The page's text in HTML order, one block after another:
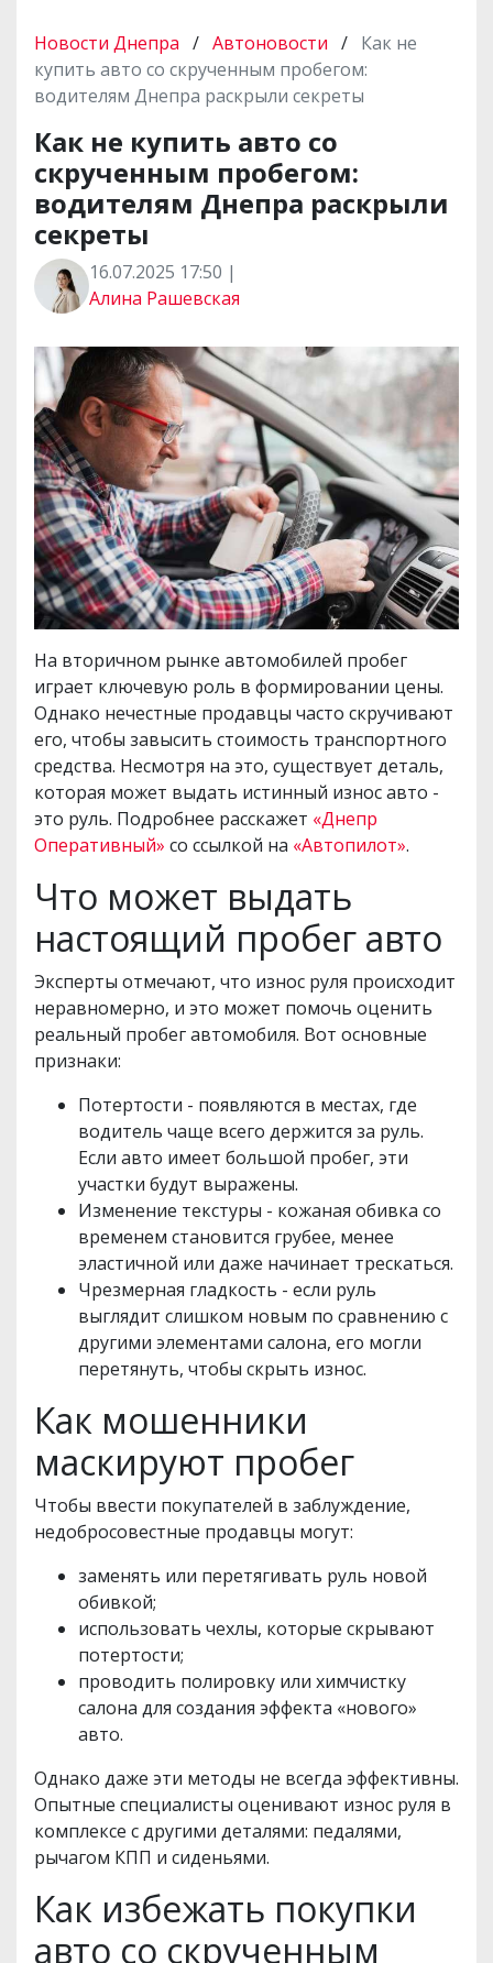
Новости Днепра / Автоновости / Как не
купить авто со скрученным пробегом:
водителям Днепра раскрыли секреты
Как не купить авто со
скрученным пробегом:
водителям Днепра раскрыли
секреты
16.07.2025 17:50 |
Алина Рашевская
На вторичном рынке автомобилей пробег
играет ключевую роль в формировании цены.
Однако нечестные продавцы часто скручивают
его, чтобы завысить стоимость транспортного
средства. Несмотря на это, существует деталь,
которая может выдать истинный износ авто -
это руль. Подробнее расскажет «Днепр
Оперативный» со ссылкой на «Автопилот».
Что может выдать
настоящий пробег авто
Эксперты отмечают, что износ руля происходит
неравномерно, и это может помочь оценить
реальный пробег автомобиля. Вот основные
признаки:
Потертости - появляются в местах, где
водитель чаще всего держится за руль.
Если авто имеет большой пробег, эти
участки будут выражены.
Изменение текстуры - кожаная обивка со
временем становится грубее, менее
эластичной или даже начинает трескаться.
Чрезмерная гладкость - если руль
выглядит слишком новым по сравнению с
другими элементами салона, его могли
перетянуть, чтобы скрыть износ.
Как мошенники
маскируют пробег
Чтобы ввести покупателей в заблуждение,
недобросовестные продавцы могут:
заменять или перетягивать руль новой
обивкой;
использовать чехлы, которые скрывают
потертости;
проводить полировку или химчистку
салона для создания эффекта «нового»
авто.
Однако даже эти методы не всегда эффективны.
Опытные специалисты оценивают износ руля в
комплексе с другими деталями: педалями,
рычагом КПП и сиденьями.
Как избежать покупки
авто со скрученным